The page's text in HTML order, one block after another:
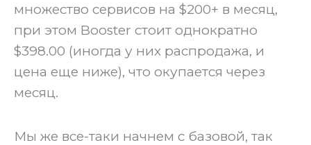
множество сервисов на $200+ в месяц,
при этом Booster стоит однократно
$398.00 (иногда у них распродажа, и
цена еще ниже), что окупается через
месяц.
‍Мы же все-таки начнем с базовой, так